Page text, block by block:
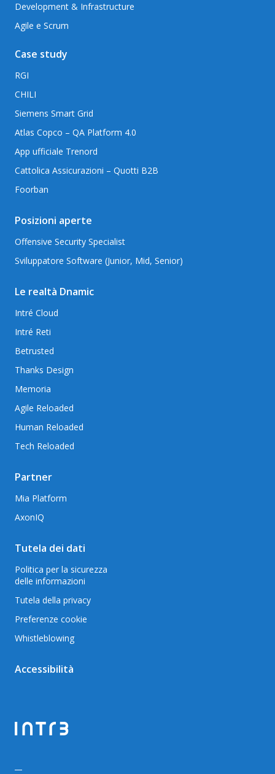
Development & Infrastructure
Agile e Scrum
Case study
RGI
CHILI
Siemens Smart Grid
Atlas Copco – QA Platform 4.0
App ufficiale Trenord
Cattolica Assicurazioni – Quotti B2B
Foorban
Posizioni aperte
Offensive Security Specialist
Sviluppatore Software (Junior, Mid, Senior)
Le realtà Dnamic
Intré Cloud
Intré Reti
Betrusted
Thanks Design
Memoria
Agile Reloaded
Human Reloaded
Tech Reloaded
Partner
Mia Platform
AxonIQ
Tutela dei dati
Politica per la sicurezza
delle informazioni
Tutela della privacy
Preferenze cookie
Whistleblowing
Accessibilità